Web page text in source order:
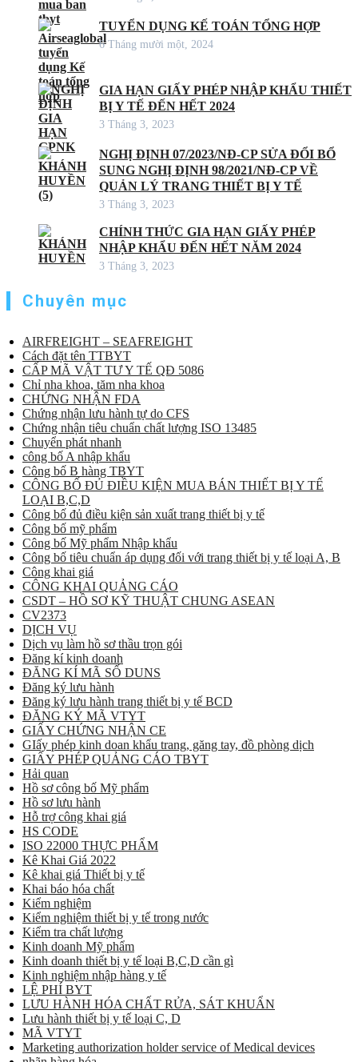
TUYỂN DỤNG KẾ TOÁN TỔNG HỢP
6 Tháng mười một, 2024
GIA HẠN GIẤY PHÉP NHẬP KHẨU THIẾT
BỊ Y TẾ ĐẾN HẾT 2024
3 Tháng 3, 2023
NGHỊ ĐỊNH 07/2023/NĐ-CP SỬA ĐỔI BỔ
SUNG NGHỊ ĐỊNH 98/2021/NĐ-CP VỀ
QUẢN LÝ TRANG THIẾT BỊ Y TẾ
3 Tháng 3, 2023
CHÍNH THỨC GIA HẠN GIẤY PHÉP
NHẬP KHẨU ĐẾN HẾT NĂM 2024
3 Tháng 3, 2023
Chuyên mục
AIRFREIGHT – SEAFREIGHT
Cách đặt tên TTBYT
CẤP MÃ VẬT TƯ Y TẾ QĐ 5086
Chỉ nha khoa, tăm nha khoa
CHỨNG NHẬN FDA
Chứng nhận lưu hành tự do CFS
Chứng nhận tiêu chuẩn chất lượng ISO 13485
Chuyển phát nhanh
công bố A nhập khẩu
Công bố B hàng TBYT
CÔNG BỐ ĐỦ ĐIỀU KIỆN MUA BÁN THIẾT BỊ Y TẾ
LOẠI B,C,D
Công bố đủ điều kiện sản xuất trang thiết bị y tế
Công bố mỹ phẩm
Công bố Mỹ phẩm Nhập khẩu
Công bố tiêu chuẩn áp dụng đối với trang thiết bị y tế loại A, B
Công khai giá
CÔNG KHAI QUẢNG CÁO
CSDT – HỒ SƠ KỸ THUẬT CHUNG ASEAN
CV2373
DỊCH VỤ
Dịch vụ làm hồ sơ thầu trọn gói
Đăng kí kinh doanh
ĐĂNG KÍ MÃ SỐ DUNS
Đăng ký lưu hành
Đăng ký lưu hành trang thiết bị y tế BCD
ĐĂNG KÝ MÃ VTYT
GIẤY CHỨNG NHẬN CE
GIấy phép kinh doan khẩu trang, găng tay, đồ phòng dịch
GIẤY PHÉP QUẢNG CÁO TBYT
Hải quan
Hồ sơ công bố Mỹ phẩm
Hồ sơ lưu hành
Hỗ trợ công khai giá
HS CODE
ISO 22000 THỰC PHẨM
Kê Khai Giá 2022
Kê khai giá Thiết bị y tế
Khai báo hóa chất
Kiểm nghiệm
Kiểm nghiệm thiết bị y tế trong nước
Kiểm tra chất lượng
Kinh doanh Mỹ phẩm
Kinh doanh thiết bị y tế loại B,C,D cần gì
Kinh nghiệm nhập hàng y tế
LỆ PHÍ BYT
LƯU HÀNH HÓA CHẤT RỬA, SÁT KHUẨN
Lưu hành thiết bị y tế loại C, D
MÃ VTYT
Marketing authorization holder service of Medical devices